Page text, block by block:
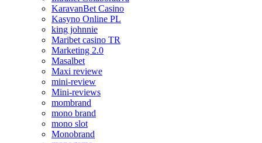
KaravanBet Casino
Kasyno Online PL
king johnnie
Maribet casino TR
Marketing 2.0
Masalbet
Maxi reviewe
mini-review
Mini-reviews
mombrand
mono brand
mono slot
Monobrand